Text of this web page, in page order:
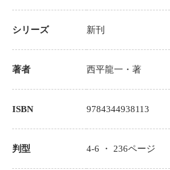
シリーズ 新刊
著者 西平龍一 ・著
ISBN 9784344938113
判型 4-6 ・236ページ